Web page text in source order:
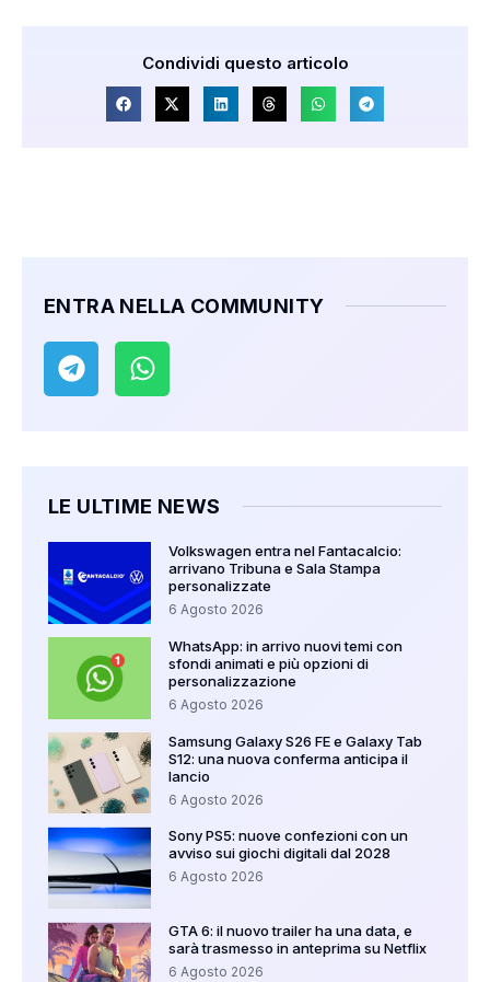
Condividi questo articolo
ENTRA NELLA COMMUNITY
LE ULTIME NEWS
Volkswagen entra nel Fantacalcio:
arrivano Tribuna e Sala Stampa
personalizzate
6 Agosto 2026
WhatsApp: in arrivo nuovi temi con
sfondi animati e più opzioni di
personalizzazione
6 Agosto 2026
Samsung Galaxy S26 FE e Galaxy Tab
S12: una nuova conferma anticipa il
lancio
6 Agosto 2026
Sony PS5: nuove confezioni con un
avviso sui giochi digitali dal 2028
6 Agosto 2026
GTA 6: il nuovo trailer ha una data, e
sarà trasmesso in anteprima su Netflix
6 Agosto 2026